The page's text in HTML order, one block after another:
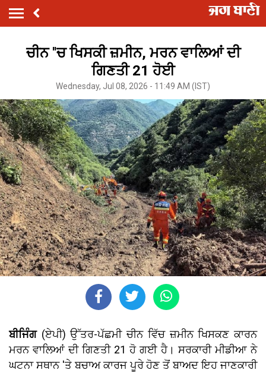
ਚੀਨ ''ਚ ਖਿਸਕੀ ਜ਼ਮੀਨ, ਮਰਨ ਵਾਲਿਆਂ ਦੀ
ਗਿਣਤੀ 21 ਹੋਈ
Wednesday, Jul 08, 2026 - 11:49 AM (IST)
ਬੀਜਿੰਗ (ਏਪੀ) ਉੱਤਰ-ਪੱਛਮੀ ਚੀਨ ਵਿੱਚ ਜ਼ਮੀਨ ਖਿਸਕਣ ਕਾਰਨ
ਮਰਨ ਵਾਲਿਆਂ ਦੀ ਗਿਣਤੀ 21 ਹੋ ਗਈ ਹੈ। ਸਰਕਾਰੀ ਮੀਡੀਆ ਨੇ
ਘਟਨਾ ਸਥਾਨ 'ਤੇ ਬਚਾਅ ਕਾਰਜ ਪੂਰੇ ਹੋਣ ਤੋਂ ਬਾਅਦ ਇਹ ਜਾਣਕਾਰੀ